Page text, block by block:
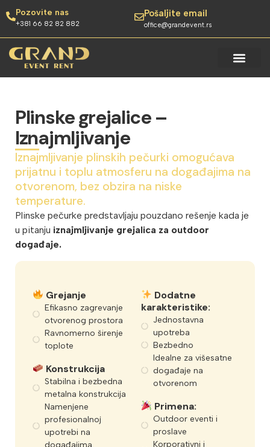
Pozovite nas
+381 66 82 82 882
Pošaljite email
office@grandevent.rs
Plinske grejalice –
Iznajmljivanje
Iznajmljivanje plinskih pečurki omogućava
prijatnu i toplu atmosferu na događajima na
otvorenom, bez obzira na niske
temperature.
Plinske pečurke predstavljaju pouzdano rešenje kada je
u pitanju iznajmljivanje grejalica za outdoor
događaje.
Grejanje
Efikasno zagrevanje
otvorenog prostora
Ravnomerno širenje
toplote
Konstrukcija
Stabilna i bezbedna
metalna konstrukcija
Namenjene
profesionalnoj
upotrebi na
događajima
Dodatne
karakteristike:
Jednostavna
upotreba
Bezbedno
Idealne za višesatne
događaje na
otvorenom
Primena:
Outdoor eventi i
proslave
Korporativni i